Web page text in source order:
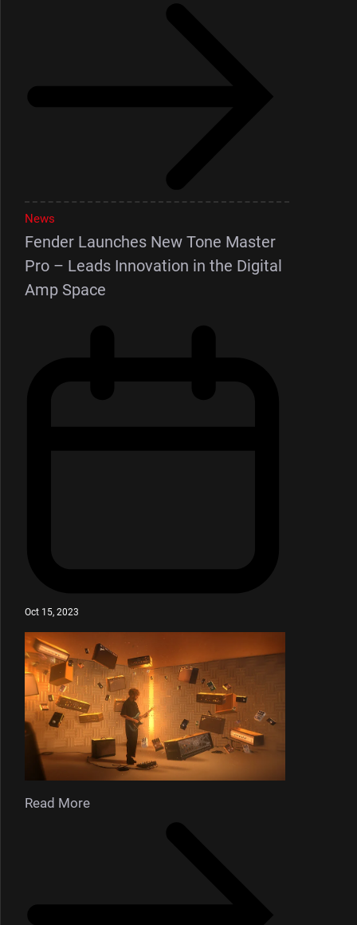
News
Fender Launches New Tone Master
Pro – Leads Innovation in the Digital
Amp Space
Oct 15, 2023
Read More